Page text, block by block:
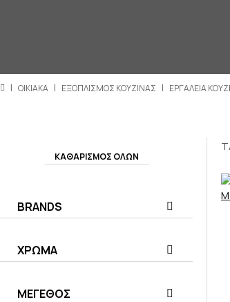
ΟΙΚΙΑΚΑ ΕΞΟΠΛΙΣΜΟΣ ΚΟΥΖΙΝΑΣ ΕΡΓΑΛΕΙΑ
ΚΑΘΑΡΙΣΜΟΣ ΟΛΩΝ
BRANDS
ΧΡΩΜΑ
ΜΕΓΕΘΟΣ